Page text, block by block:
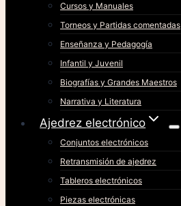
Cursos y Manuales
Torneos y Partidas comentadas
Enseñanza y Pedagogía
Infantil y Juvenil
Biografías y Grandes Maestros
Narrativa y Literatura
Ajedrez electrónico
Conjuntos electrónicos
Retransmisión de ajedrez
Tableros electrónicos
Piezas electrónicas